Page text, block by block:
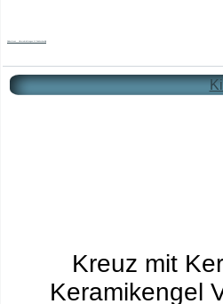
Kinderkreuz - Himmelsrichtungen & Gleichschenklig
Kreuz mit
Keramikengel